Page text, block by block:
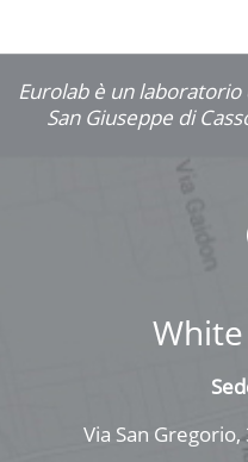
Eurolab è un laboratorio
San Giuseppe di
White
Via San